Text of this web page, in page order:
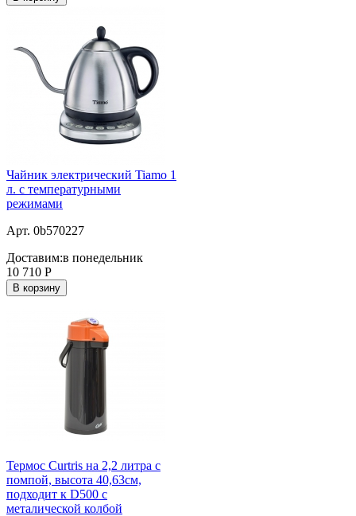
Чайник электрический Tiamo 1
л. c температурными
режимами
Арт. 0b570227
Доставим:в понедельник
10 710 Р
В корзину
Термос Curtris на 2,2 литра с
помпой, высота 40,63см,
подходит к D500 с
металической колбой